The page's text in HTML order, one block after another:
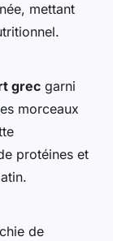
mettant
grec garni
morceaux
protéines et
de